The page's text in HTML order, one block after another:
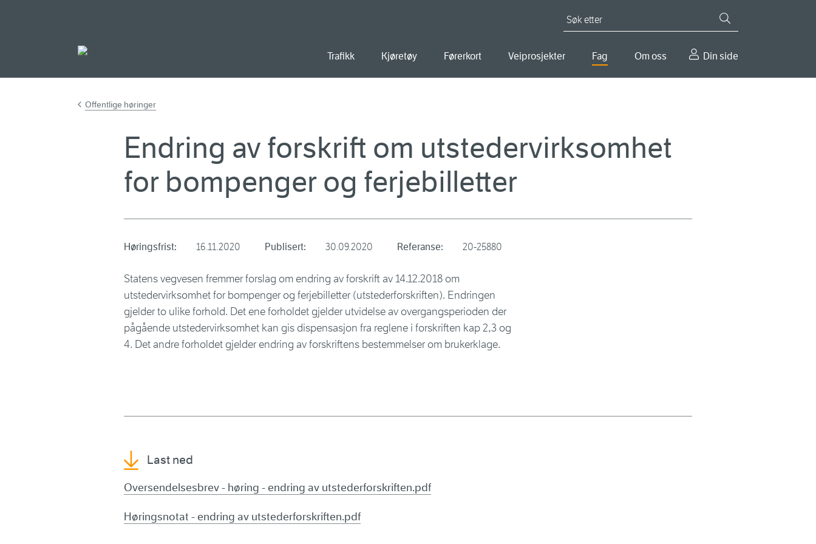
Trafikk Kjøretøy Førerkort Veiprosjekter Fag Om oss Din side
Offentlige høringer
Endring av forskrift om utstedervirksomhet
for bompenger og ferjebilletter
Høringsfrist: 16.11.2020 Publisert: 30.09.2020 Referanse: 20-25880
Statens vegvesen fremmer forslag om endring av forskrift av 14.12.2018 om
utstedervirksomhet for bompenger og ferjebilletter (utstederforskriften). Endringen
gjelder to ulike forhold. Det ene forholdet gjelder utvidelse av overgangsperioden der
pågående utstedervirksomhet kan gis dispensasjon fra reglene i forskriften kap 2,3 og
4. Det andre forholdet gjelder endring av forskriftens bestemmelser om brukerklage.
Last ned
Oversendelsesbrev - høring - endring av utstederforskriften.pdf
Høringsnotat - endring av utstederforskriften.pdf